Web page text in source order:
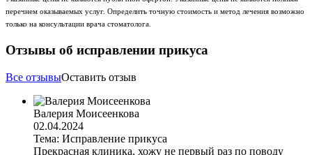
перечнем оказываемых услуг. Определить точную стоимость и метод лечения возможно
только на консультации врача стоматолога.
Отзывы об исправлении прикуса
Все отзывыОставить отзыв
Валерия Моисеенкова
02.04.2024
Тема: Исправление прикуса
Прекрасная клиника, хожу не первый раз по поводу